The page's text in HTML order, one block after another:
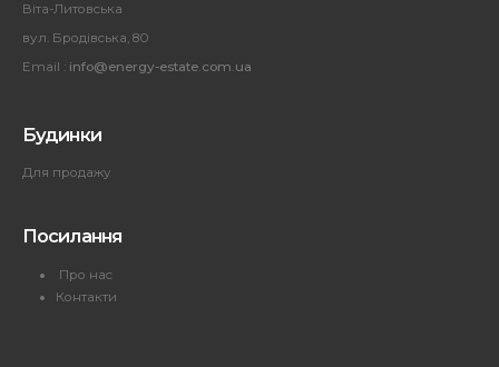
Віта-Литовська
вул. Бродівська, 80
Email : info@energy-estate.com.ua
Будинки
Для продажу
Посилання
Про нас
Контакти